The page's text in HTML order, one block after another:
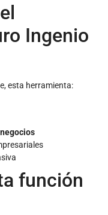
Ingenio
esta herramienta:
función